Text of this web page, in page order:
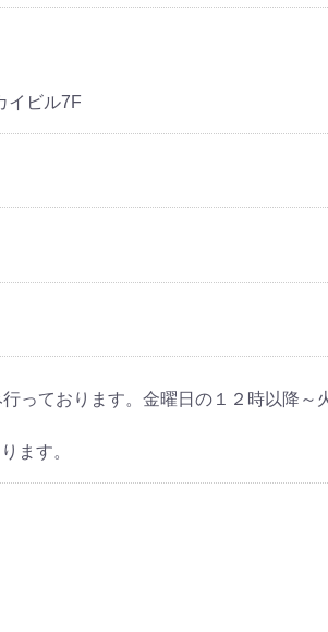
イビル7F
っております。金曜日の１２時以降～
ます。